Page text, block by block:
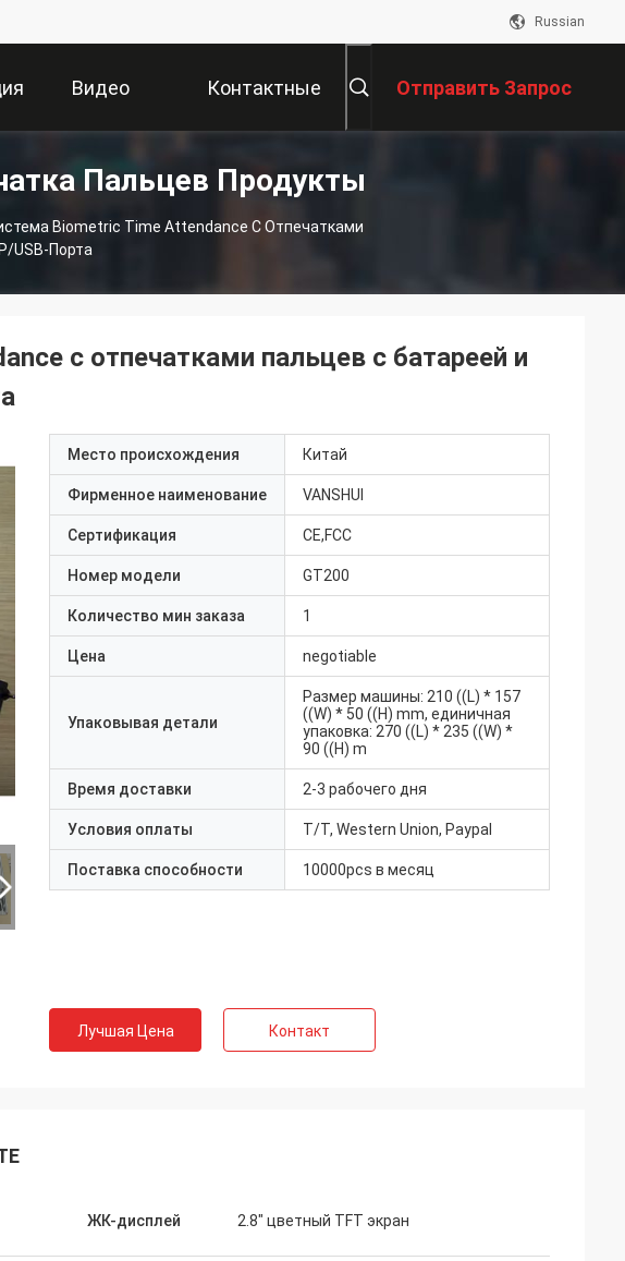
Russian
Видео Контактные
Данные
Отправить Запрос
Пальцев Продукты
Biometric Time Attendance С Отпечатками
USB-Порта
с отпечатками пальцев с батареей и
Место происхождения Китай
Фирменное наименование VANSHUI
Сертификация CE,FCC
Номер модели GT200
Количество мин заказа 1
Цена negotiable
Упаковывая детали
Размер машины: 210 ((L) * 157
((W) * 50 ((H) mm, единичная
упаковка: 270 ((L) * 235 ((W) *
90 ((H) m
Время доставки 2-3 рабочего дня
Условия оплаты T/T, Western Union, Paypal
Поставка способности 10000pcs в месяц
Лучшая Цена Контакт
ЖК-дисплей 2.8" цветный TFT экран